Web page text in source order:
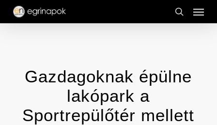
Skip
search
Menu
Gazdagoknak épülne
lakópark a
Sportrepülőtér mellett